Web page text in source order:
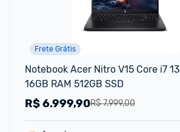
Frete Grátis
Notebook Acer Nitro V15 Core i7
16GB RAM 512GB SSD
R$ 7.999,00
R$6.999,90